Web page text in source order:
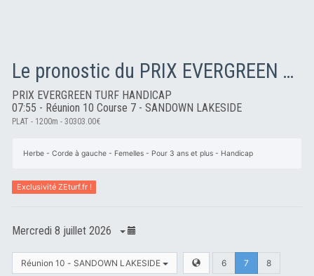
Le pronostic du PRIX EVERGREEN TURF HANDICAP
PRIX EVERGREEN TURF HANDICAP
07:55 - Réunion 10 Course 7 - SANDOWN LAKESIDE
PLAT - 1200m - 30303.00€
Herbe - Corde à gauche - Femelles - Pour 3 ans et plus - Handicap
Exclusivité ZEturf.fr !
Mercredi 8 juillet 2026
Réunion 10 - SANDOWN LAKESIDE 6 7 8